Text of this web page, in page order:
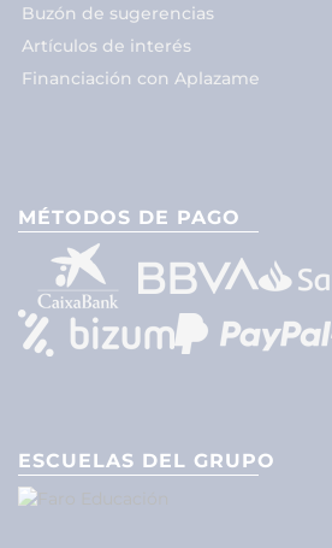
Buzón de sugerencias
Artículos de interés
Financiación con Aplazame
MÉTODOS DE PAGO
ESCUELAS DEL GRUPO